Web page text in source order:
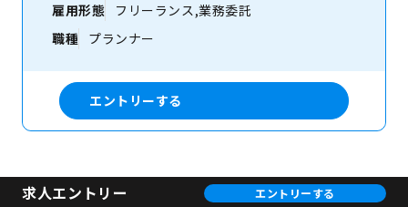
雇用形態
フリーランス,業務委託
職種
プランナー
エントリーする
求人エントリー エントリーする